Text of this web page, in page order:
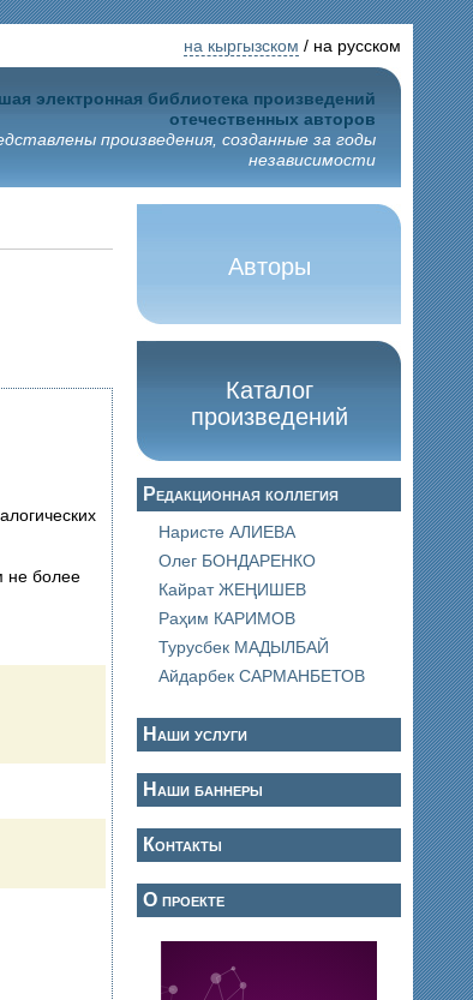
на кыргызском / на русском
электронная библиотека произведений
отечественных авторов
произведения, созданные за годы
независимости
не более
Авторы
Каталог
произведений
Редакционная коллегия
Наристе АЛИЕВА
Олег БОНДАРЕНКО
Кайрат ЖЕҢИШЕВ
Раҳим КАРИМОВ
Турусбек МАДЫЛБАЙ
Айдарбек САРМАНБЕТОВ
Наши услуги
Наши баннеры
Контакты
О проекте